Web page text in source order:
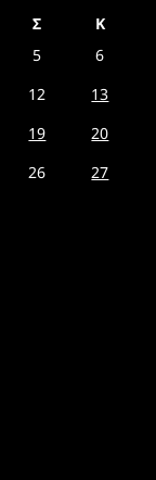
Σ
Κ
5
6
12
13
19
20
26
27